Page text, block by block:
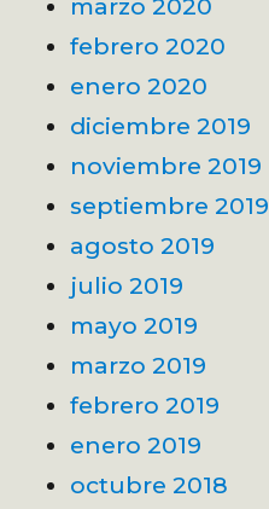
marzo 2020
febrero 2020
enero 2020
diciembre 2019
noviembre 2019
septiembre 2019
agosto 2019
julio 2019
mayo 2019
marzo 2019
febrero 2019
enero 2019
octubre 2018